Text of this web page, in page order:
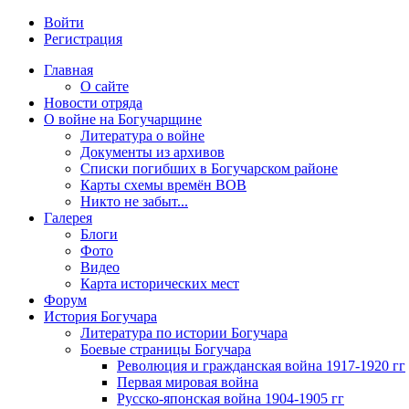
Войти
Регистрация
Главная
О сайте
Новости отряда
О войне на Богучарщине
Литература о войне
Документы из архивов
Списки погибших в Богучарском районе
Карты схемы времён ВОВ
Никто не забыт...
Галерея
Блоги
Фото
Видео
Карта исторических мест
Форум
История Богучара
Литература по истории Богучара
Боевые страницы Богучара
Революция и гражданская война 1917-1920 гг
Первая мировая война
Русско-японская война 1904-1905 гг